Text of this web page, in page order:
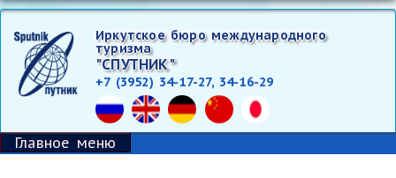
основному
содержанию
Иркутское бюро международного
туризма
"СПУТНИК"
+7 (3952) 34-17-27, 34-16-29
Главное меню